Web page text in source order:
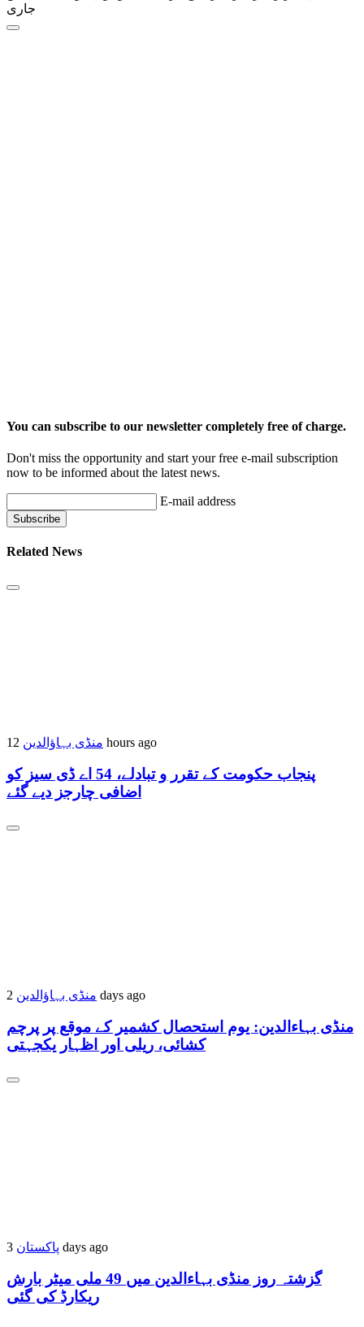
جاری
You can subscribe to our newsletter completely free of charge.
Don't miss the opportunity and start your free e-mail subscription
now to be informed about the latest news.
E-mail address
Related News
منڈی بہاؤالدین 12 hours ago
پنجاب حکومت کے تقرر و تبادلے، 54 اے ڈی سیز کو
اضافی چارجز دیے گئے
منڈی بہاؤالدین 2 days ago
منڈی بہاءالدین: یوم استحصال کشمیر کے موقع پر پرچم
کشائی، ریلی اور اظہار یکجہتی
پاکستان 3 days ago
گزشتہ روز منڈی بہاءالدین میں 49 ملی میٹر بارش
ریکارڈ کی گئی